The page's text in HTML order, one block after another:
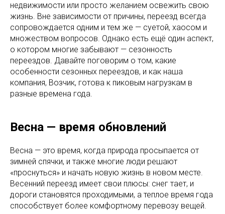
недвижимости или просто желанием освежить свою
жизнь. Вне зависимости от причины, переезд всегда
сопровождается одним и тем же — суетой, хаосом и
множеством вопросов. Однако есть ещё один аспект,
о котором многие забывают — сезонность
переездов. Давайте поговорим о том, какие
особенности сезонных переездов, и как наша
компания, Возчик, готова к пиковым нагрузкам в
разные времена года.
Весна — время обновлений
Весна — это время, когда природа просыпается от
зимней спячки, и также многие люди решают
«проснуться» и начать новую жизнь в новом месте.
Весенний переезд имеет свои плюсы: снег тает, и
дороги становятся проходимыми, а теплое время года
способствует более комфортному перевозу вещей.